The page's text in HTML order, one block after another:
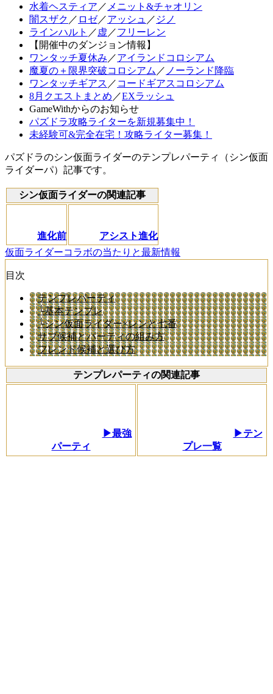
水着ヘスティア ／ メニット&チャオリン
闇スザク ／ ロゼ／アッシュ ／ ジノ
ラインハルト ／ 虚 ／フリーレン
【開催中のダンジョン情報】
ワンタッチ夏休み ／アイランドコロシアム
魔夏の＋限界突破コロシアム ／ ノーランド降臨
ワンタッチギアス ／ コードギアスコロシアム
8月クエストまとめ ／EXラッシュ
GameWithからのお知らせ
パズドラ攻略ライターを新規募集中！
未経験可&完全在宅！攻略ライター募集！
パズドラのシン仮面ライダーのテンプレパーティ（シン仮面
ライダーパ）記事です。
シン仮面ライダーの関連記事
進化前
アシスト進化
仮面ライダーコラボの当たりと最新情報
目次
テンプレパーティ
└基本テンプレ
└シン仮面ライダー×レンと七番
サブ候補とパーティの組み方
フレンド候補と選び方
テンプレパーティの関連記事
▶最強
パーティ
▶テン
プレ一覧